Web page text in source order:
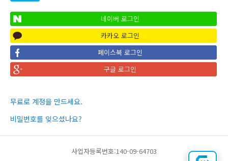
네이버 로그인
카카오 로그인
페이스북 로그인
구글 로그인
무료로 계정을 만드세요.
비밀번호를 잊으셨나요?
사업자등록번호:140-09-64703